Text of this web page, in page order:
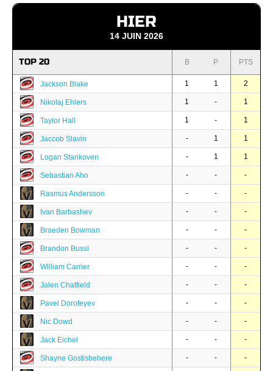
HIER
14 JUIN 2026
TOP 20 B P PTS
Jackson Blake 1 1 2
Nikolaj Ehlers 1 - 1
Taylor Hall 1 - 1
Jaccob Slavin - 1 1
Logan Stankoven - 1 1
Sebastian Aho - - -
Rasmus Andersson - - -
Ivan Barbashev - - -
Braeden Bowman - - -
Brandon Bussi - - -
William Carrier - - -
Jalen Chatfield - - -
Pavel Dorofeyev - - -
Nic Dowd - - -
Jack Eichel - - -
Shayne Gostisbehere - - -